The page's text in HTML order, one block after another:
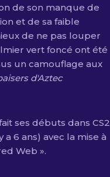
de son manque de
et de sa faible
de ne pas louper
vert foncé ont été
un camouflage aux
d'Aztec
ses débuts dans CS2
a 6 ans) avec la mise à
Web ».